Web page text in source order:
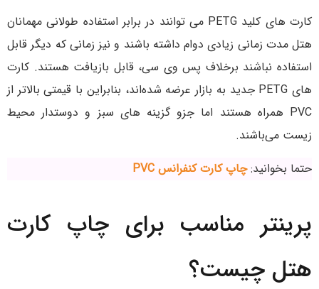
کارت های کلید PETG می توانند در برابر استفاده طولانی مهمانان
هتل مدت زمانی زیادی دوام داشته باشند و نیز زمانی که دیگر قابل
استفاده نباشند برخلاف پس وی سی، قابل بازیافت هستند. کارت
های PETG جدید به بازار عرضه شده‌اند، بنابراین با قیمتی بالاتر از
PVC همراه هستند اما جزو گزینه های سبز و دوستدار محیط
زیست می‌باشند.
حتما بخوانید:چاپ کارت کنفرانس PVC
پرینتر مناسب برای چاپ کارت
هتل چیست؟